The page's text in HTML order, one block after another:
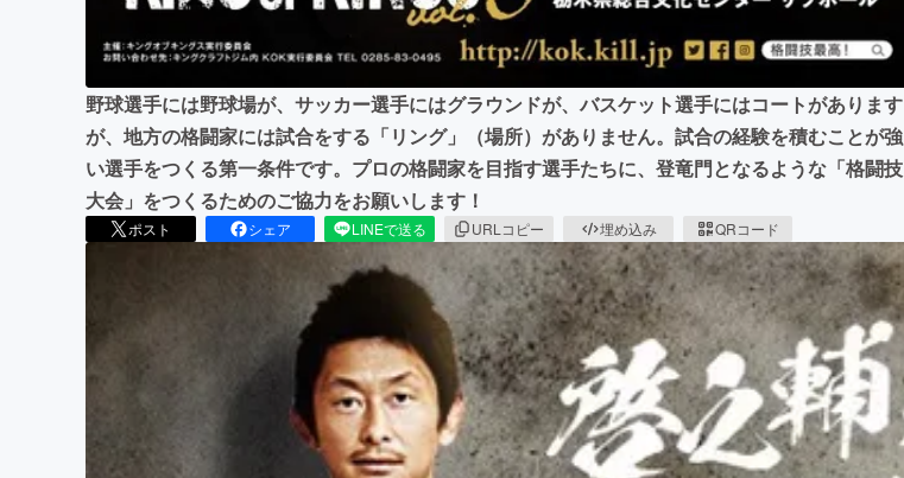
野球選手には野球場が、サッカー選手にはグラウンドが、バスケット選手にはコートがあります
が、地方の格闘家には試合をする「リング」（場所）がありません。試合の経験を積むことが強
い選手をつくる第一条件です。プロの格闘家を目指す選手たちに、登竜門となるような「格闘技
大会」をつくるためのご協力をお願いします！
ポスト シェア LINEで送る URLコピー 埋め込み QRコード